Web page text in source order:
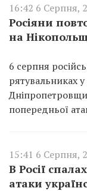
16:42 6 Серпня,
Росіяни
на
6 серпня
рятувальниках
попередньої
15:41 6 Серпня,
В Росії
атаки